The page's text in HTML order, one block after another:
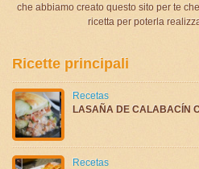
che abbiamo creato questo sito per te
ricetta per poterla
Ricette principali
Recetas
LASAÑA DE CALABACÍN
Recetas